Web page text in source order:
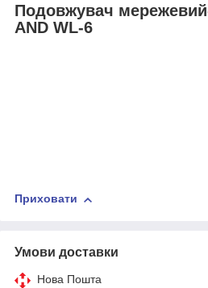
Подовжувач
AND WL-6
Приховати
Умови доставки
Нова Пошта